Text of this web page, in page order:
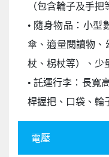
（包含輪子及手把
• 隨身物品：小型
傘、適量閱讀物、
杖、柺杖等）、少
• 託運行李：長寬
桿握把、口袋、輪
電壓